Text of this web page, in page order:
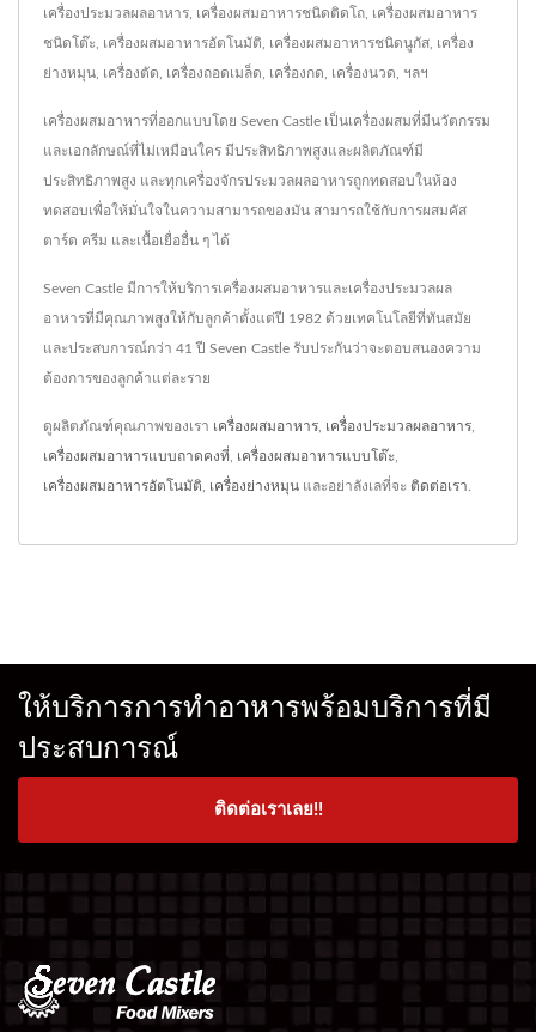
เครื่องประมวลผลอาหาร, เครื่องผสมอาหารชนิดติดโถ, เครื่องผสมอาหาร
ชนิดโต๊ะ, เครื่องผสมอาหารอัตโนมัติ, เครื่องผสมอาหารชนิดนูกัส, เครื่อง
ย่างหมุน, เครื่องตัด, เครื่องถอดเมล็ด, เครื่องกด, เครื่องนวด, ฯลฯ
เครื่องผสมอาหารที่ออกแบบโดย Seven Castle เป็นเครื่องผสมที่มีนวัตกรรม
และเอกลักษณ์ที่ไม่เหมือนใคร มีประสิทธิภาพสูงและผลิตภัณฑ์มี
ประสิทธิภาพสูง และทุกเครื่องจักรประมวลผลอาหารถูกทดสอบในห้อง
ทดสอบเพื่อให้มั่นใจในความสามารถของมัน สามารถใช้กับการผสมคัส
ตาร์ด ครีม และเนื้อเยื่ออื่น ๆ ได้
Seven Castle มีการให้บริการเครื่องผสมอาหารและเครื่องประมวลผล
อาหารที่มีคุณภาพสูงให้กับลูกค้าตั้งแต่ปี 1982 ด้วยเทคโนโลยีที่ทันสมัย
และประสบการณ์กว่า 41 ปี Seven Castle รับประกันว่าจะตอบสนองความ
ต้องการของลูกค้าแต่ละราย
ดูผลิตภัณฑ์คุณภาพของเรา เครื่องผสมอาหาร เครื่องประมวลผลอาหาร
เครื่องผสมอาหารแบบถาดคงที่ เครื่องผสมอาหารแบบโต๊ะ
เครื่องผสมอาหารอัตโนมัติ เครื่องย่างหมุน และอย่าลังเลที่จะ ติดต่อเรา
ให้บริการการทำอาหารพร้อมบริการที่มี
ประสบการณ์
ติดต่อเราเลย!!